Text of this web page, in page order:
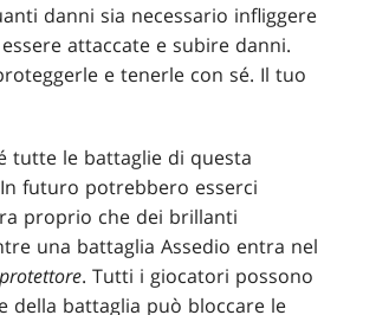
danni sia necessario infliggere
attaccate e subire danni.
e tenerle con sé. Il tuo
tutte le battaglie di questa
futuro potrebbero esserci
proprio che dei brillanti
una battaglia Assedio entra nel
protettore. Tutti i giocatori possono
della battaglia può bloccare le